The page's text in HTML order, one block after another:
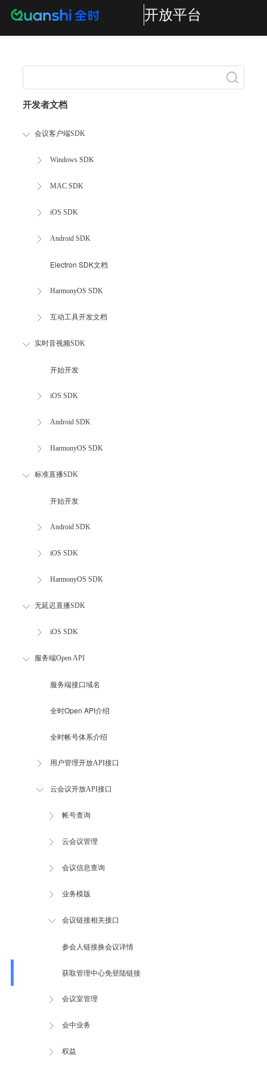
开放平台
开发者文档
会议客户端SDK
Windows SDK
MAC SDK
iOS SDK
Android SDK
Electron SDK文档
HarmonyOS SDK
互动工具开发文档
实时音视频SDK
开始开发
iOS SDK
Android SDK
HarmonyOS SDK
标准直播SDK
开始开发
Android SDK
iOS SDK
HarmonyOS SDK
无延迟直播SDK
iOS SDK
服务端Open API
服务端接口域名
全时Open API介绍
全时帐号体系介绍
用户管理开放API接口
云会议开放API接口
帐号查询
云会议管理
会议信息查询
业务模版
会议链接相关接口
参会人链接换会议详情
获取管理中心免登陆链接
会议室管理
会中业务
权益